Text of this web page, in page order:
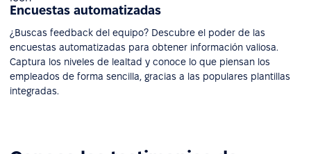
Encuestas automatizadas
¿Buscas feedback del equipo? Descubre el poder de las
encuestas automatizadas para obtener información valiosa.
Captura los niveles de lealtad y conoce lo que piensan los
empleados de forma sencilla, gracias a las populares plantillas
integradas.